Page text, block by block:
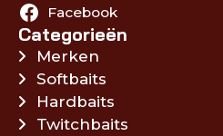
Facebook
Categorieën
Merken
Softbaits
Hardbaits
Twitchbaits